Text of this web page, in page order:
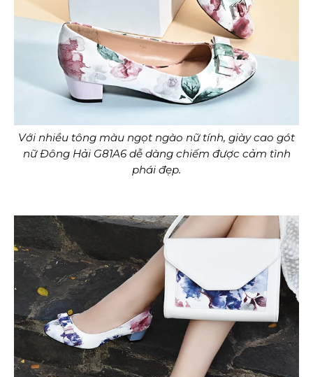
Với nhiều tông màu ngọt ngào nữ tính, giày cao gót
nữ Đông Hải G81A6 dễ dàng chiếm được cảm tình
phái đẹp.